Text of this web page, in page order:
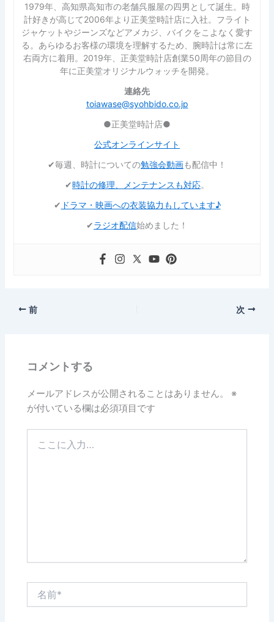
1979年、高知県高知市の老舗呉服屋の四男として誕生。時
計好きが高じて2006年より正美堂時計店に入社。フライト
ジャケットやジーンズなどアメカジ、バイクをこよなく愛す
る。あらゆるお客様の環境を理解するため、腕時計は常に左
右両方に着用。2019年、正美堂時計店創業50周年の節目の
年に正美堂オリジナルウォッチを開発。
連絡先
toiawase@syohbido.co.jp
●正美堂時計店●
公式オンラインサイト
✔︎毎週、時計についての勉強会動画も配信中！
✔︎時計の修理、メンテナンスも対応。
✔︎ ドラマ・映画への衣装協力もしています♪
✔︎ラジオ配信始めました！
前 次
コメントする
メールアドレスが公開されることはありません。
※
が付いている欄は必須項目です